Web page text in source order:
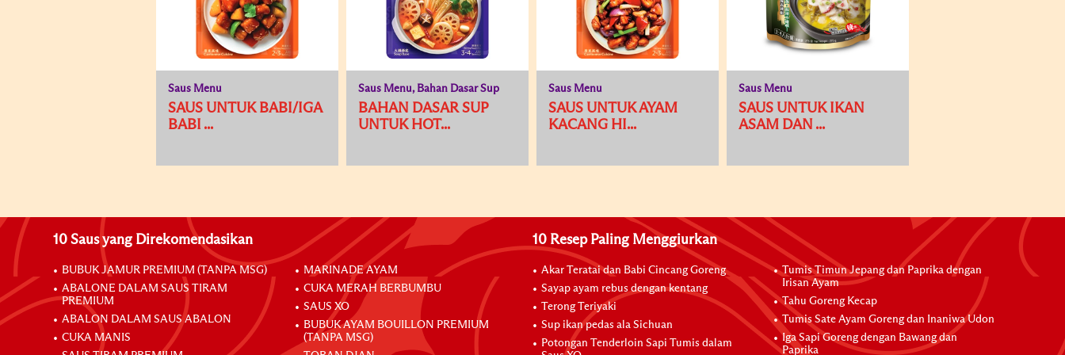
Saus Menu
SAUS UNTUK BABI/IGA
BABI ...
Saus Menu, Bahan Dasar Sup
BAHAN DASAR SUP
UNTUK HOT...
Saus Menu
SAUS UNTUK AYAM
KACANG HI...
Saus Menu
SAUS UNTUK IKAN
ASAM DAN ...
10 Saus yang Direkomendasikan
BUBUK JAMUR PREMIUM (TANPA MSG)
ABALONE DALAM SAUS TIRAM
PREMIUM
ABALON DALAM SAUS ABALON
CUKA MANIS
MARINADE AYAM
CUKA MERAH BERBUMBU
SAUS XO
BUBUK AYAM BOUILLON PREMIUM
(TANPA MSG)
10 Resep Paling Menggiurkan
Akar Teratai dan Babi Cincang Goreng
Sayap ayam rebus dengan kentang
Terong Teriyaki
Sup ikan pedas ala Sichuan
Potongan Tenderloin Sapi Tumis dalam
Tumis Timun Jepang dan Paprika dengan
Irisan Ayam
Tahu Goreng Kecap
Tumis Sate Ayam Goreng dan Inaniwa Udon
Iga Sapi Goreng dengan Bawang dan
Paprika